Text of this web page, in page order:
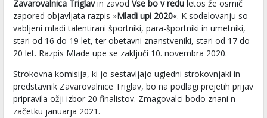
Zavarovalnica Triglavin zavod Vse bo v redu letos že osmič
zapored objavljata razpis »Mladi upi 2020«. K sodelovanju so
vabljeni mladi talentirani športniki, para-športniki in umetniki,
stari od 16 do 19 let, ter obetavni znanstveniki, stari od 17 do
20 let. Razpis Mlade upe se zaključi 10. novembra 2020.
Strokovna komisija, ki jo sestavljajo ugledni strokovnjaki in
predstavnik Zavarovalnice Triglav, bo na podlagi prejetih prijav
pripravila ožji izbor 20 finalistov. Zmagovalci bodo znani n
začetku januarja 2021.